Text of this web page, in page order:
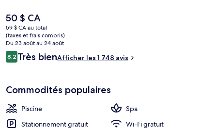
internationale de Prince Café, un des 2 restaurants, qui sert le
déjeuner, le dîner et le souper. Parmi les autres points saillants
figurent 2 piscines extérieures, un bar attenant à la piscine et un
centre d’entraînement physique. Les autres voyageurs apprécient
vraiment la piscine et le personnel serviable.
Le
prix
actuel
est
de 50 $ CA
50 $ CA
59 $ CA au total
(taxes et frais compris)
Du 23 août au 24 août
Avis
8,28,2 sur 10 –
Très bienAfficher les 1 748 avis
Commodités populaires
Piscine
Spa
Stationnement gratuit
Wi-Fi gratuit